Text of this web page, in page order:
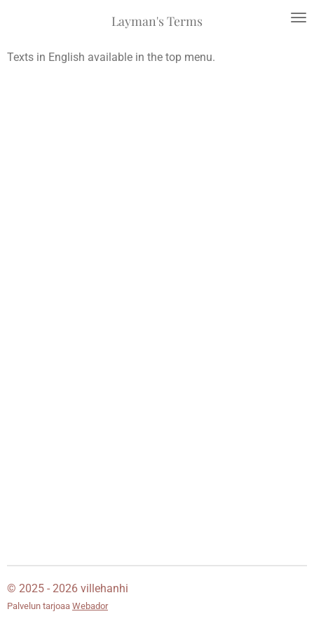
Layman's Terms
Texts in English available in the top menu.
© 2025 - 2026 villehanhi
Palvelun tarjoaa Webador